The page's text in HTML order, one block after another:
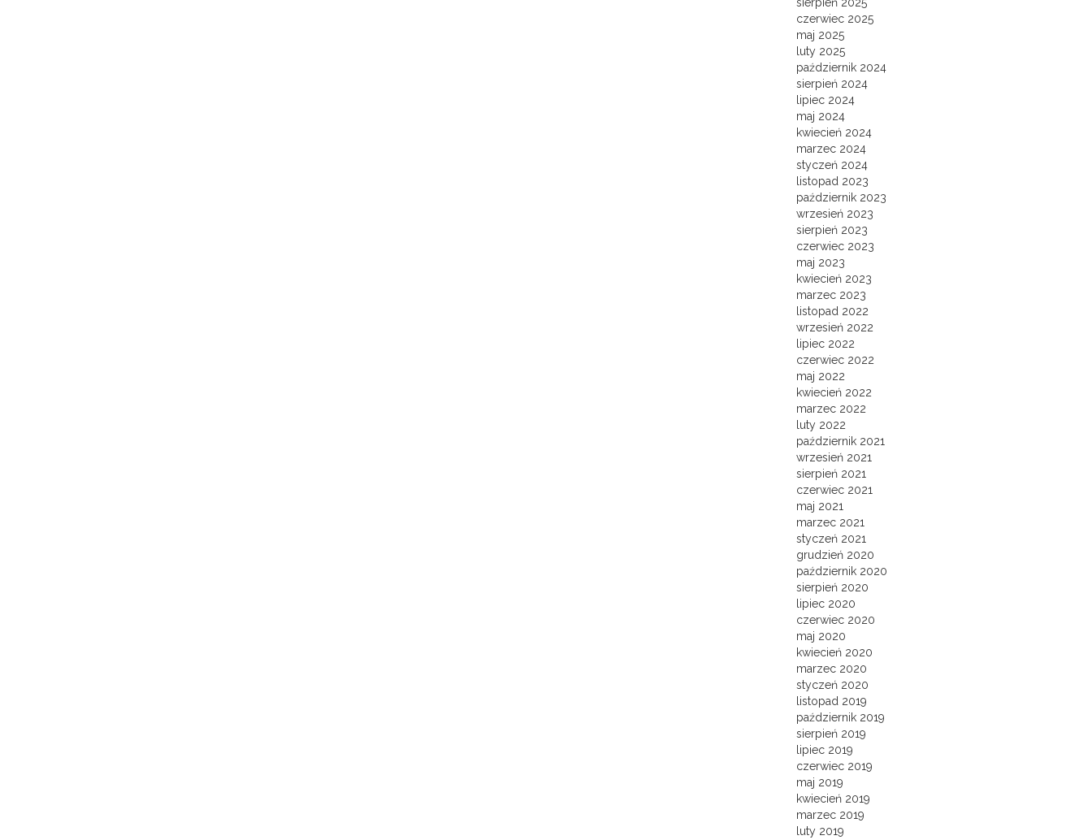
czerwiec 2025
maj 2025
luty 2025
październik 2024
sierpień 2024
lipiec 2024
maj 2024
kwiecień 2024
marzec 2024
styczeń 2024
listopad 2023
październik 2023
wrzesień 2023
sierpień 2023
czerwiec 2023
maj 2023
kwiecień 2023
marzec 2023
listopad 2022
wrzesień 2022
lipiec 2022
czerwiec 2022
maj 2022
kwiecień 2022
marzec 2022
luty 2022
październik 2021
wrzesień 2021
sierpień 2021
czerwiec 2021
maj 2021
marzec 2021
styczeń 2021
grudzień 2020
październik 2020
sierpień 2020
lipiec 2020
czerwiec 2020
maj 2020
kwiecień 2020
marzec 2020
styczeń 2020
listopad 2019
październik 2019
sierpień 2019
lipiec 2019
czerwiec 2019
maj 2019
kwiecień 2019
marzec 2019
luty 2019